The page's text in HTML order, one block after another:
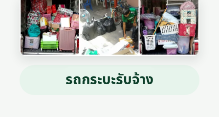
รถกระบะรับจ้าง